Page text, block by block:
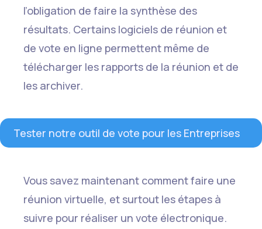
l’obligation de faire la synthèse des
résultats. Certains logiciels de réunion et
de vote en ligne permettent même de
télécharger les rapports de la réunion et de
les archiver.
Tester notre outil de vote pour les Entreprises
Vous savez maintenant comment faire une
réunion virtuelle, et surtout les étapes à
suivre pour réaliser un vote électronique.